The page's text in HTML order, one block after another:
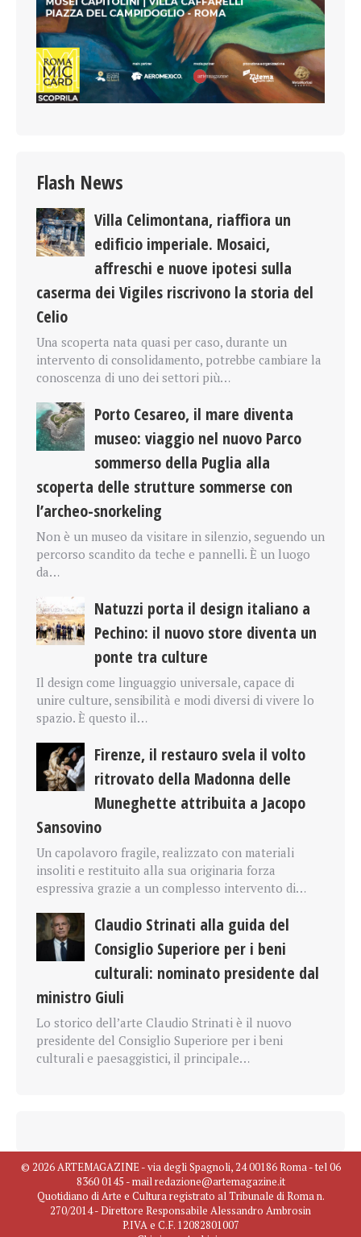
Flash News
Villa Celimontana, riaffiora un
edificio imperiale. Mosaici,
affreschi e nuove ipotesi sulla
caserma dei Vigiles riscrivono la storia del
Celio
Una scoperta nata quasi per caso, durante un
intervento di consolidamento, potrebbe cambiare la
conoscenza di uno dei settori più…
Porto Cesareo, il mare diventa
museo: viaggio nel nuovo Parco
sommerso della Puglia alla
scoperta delle strutture sommerse con
l’archeo-snorkeling
Non è un museo da visitare in silenzio, seguendo un
percorso scandito da teche e pannelli. È un luogo
da…
Natuzzi porta il design italiano a
Pechino: il nuovo store diventa un
ponte tra culture
Il design come linguaggio universale, capace di
unire culture, sensibilità e modi diversi di vivere lo
spazio. È questo il…
Firenze, il restauro svela il volto
ritrovato della Madonna delle
Muneghette attribuita a Jacopo
Sansovino
Un capolavoro fragile, realizzato con materiali
insoliti e restituito alla sua originaria forza
espressiva grazie a un complesso intervento di…
Claudio Strinati alla guida del
Consiglio Superiore per i beni
culturali: nominato presidente dal
ministro Giuli
Lo storico dell’arte Claudio Strinati è il nuovo
presidente del Consiglio Superiore per i beni
culturali e paesaggistici, il principale…
© 2026 ARTEMAGAZINE - via degli Spagnoli, 24 00186 Roma - tel 06
8360 0145 - mail redazione@artemagazine.it
Quotidiano di Arte e Cultura registrato al Tribunale di Roma n.
270/2014 - Direttore Responsabile Alessandro Ambrosin
P.IVA e C.F. 12082801007